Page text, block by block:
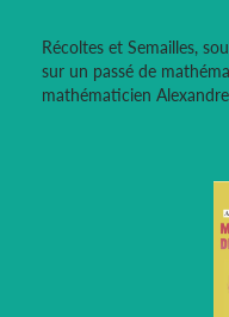
Récoltes et Semailles,
sur un passé de
mathématicien